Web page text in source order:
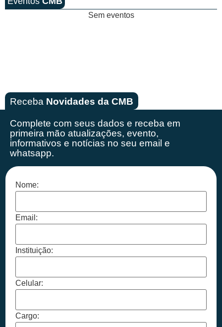
Sem eventos
Receba Novidades da CMB
Complete com seus dados e receba em
primeira mão atualizações, evento,
informativos e notícias no seu email e
whatsapp.
Nome:
Email:
Instituição:
Celular:
Cargo: